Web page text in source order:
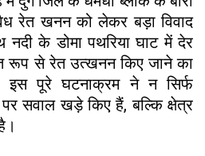
रेत खनन को लेकर बड़ा विवाद
नदी के डोमा पथरिया घाट में देर
रूप से रेत उत्खनन किए जाने का
इस पूरे घटनाक्रम ने न सिर्फ
पर सवाल खड़े किए हैं, बल्कि क्षेत्र